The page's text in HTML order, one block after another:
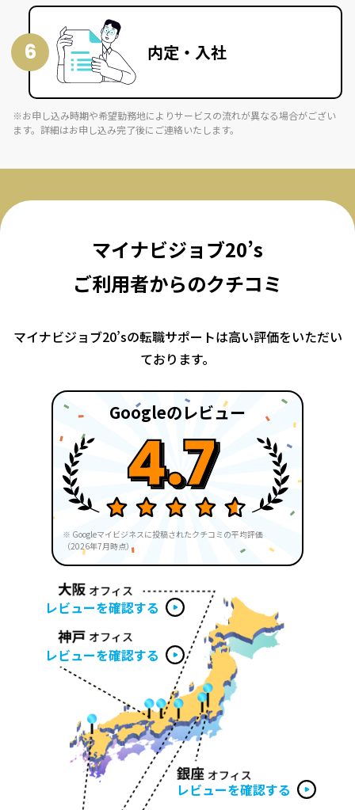
6 内定・入社
お申し込み時期や希望勤務地によりサービスの流れが異なる場合がござい
ます。詳細はお申し込み完了後にご連絡いたします。
マイナビジョブ20’s
ご利用者からのクチコミ
マイナビジョブ20’sの転職サポートは高い評価をいただい
ております。
Googleのレビュー
※ Googleマイビジネスに投稿されたクチコミの平均評価
（2026年7月時点）
レビューを確認する
レビューを確認する
レビューを確認する